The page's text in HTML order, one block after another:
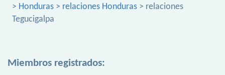
> Honduras > relaciones Honduras > relaciones
Tegucigalpa
Miembros registrados: